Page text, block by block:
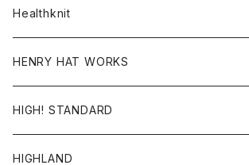
コート
パンツ
Healthknit
HENRY HAT WORKS
帽子
HIGH! STANDARD
アウター
HIGHLAND